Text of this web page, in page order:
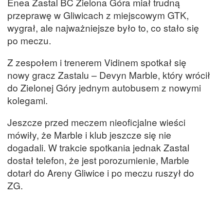
przeprawę w Gliwicach z miejscowym GTK,
wygrał, ale najważniejsze było to, co stało się
po meczu.
Z zespołem i trenerem Vidinem spotkał się
nowy gracz Zastalu – Devyn Marble, który wrócił
do Zielonej Góry jednym autobusem z nowymi
kolegami.
Jeszcze przed meczem nieoficjalne wieści
mówiły, że Marble i klub jeszcze się nie
dogadali. W trakcie spotkania jednak Zastal
dostał telefon, że jest porozumienie, Marble
dotarł do Areny Gliwice i po meczu ruszył do
ZG.